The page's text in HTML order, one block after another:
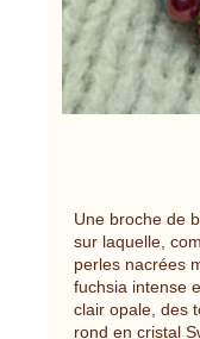
Une broche de
sur laquelle,
perles nacrées
fuchsia intense
clair opale, des
rond en cristal